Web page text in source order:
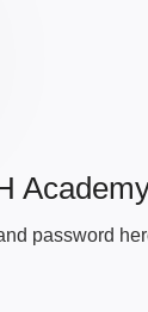
password